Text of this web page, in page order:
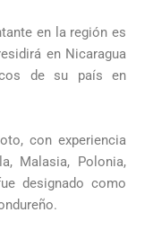
en la región es
en Nicaragua
de su país en
con experiencia
Malasia, Polonia,
designado como